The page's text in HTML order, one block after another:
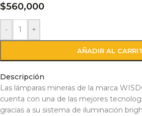
$560,000
- +
AÑADIR AL
Descripción
Las lámparas mineras de la marca
cuenta con una de las mejores
gracias a su sistema de iluminación